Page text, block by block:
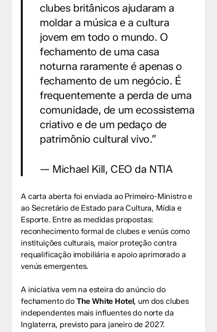
clubes britânicos ajudaram a
moldar a música e a cultura
jovem em todo o mundo. O
fechamento de uma casa
noturna raramente é apenas o
fechamento de um negócio. É
frequentemente a perda de uma
comunidade, de um ecossistema
criativo e de um pedaço de
patrimônio cultural vivo.”
— Michael Kill, CEO da NTIA
A carta aberta foi enviada ao Primeiro-Ministro e
ao Secretário de Estado para Cultura, Mídia e
Esporte. Entre as medidas propostas:
reconhecimento formal de clubes e venús como
instituições culturais, maior proteção contra
requalificação imobiliária e apoio aprimorado a
venús emergentes.
A iniciativa vem na esteira do anúncio do
fechamento do The White Hotel, um dos clubes
independentes mais influentes do norte da
Inglaterra, previsto para janeiro de 2027.